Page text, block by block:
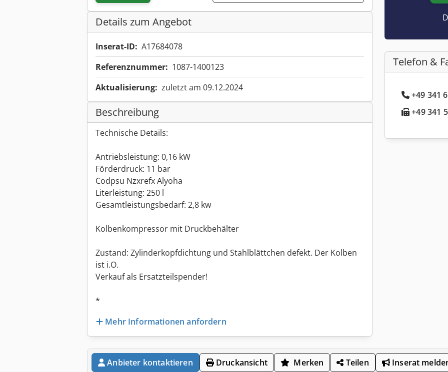
Details zum Angebot
Inserat-ID: A17684078
Referenznummer: 1087-1400123
Aktualisierung: zuletzt am 09.12.2024
Beschreibung
Technische Details:
Antriebsleistung: 0,16 kW
Förderdruck: 11 bar
Codpsu Nzxrefx Alyoha
Literleistung: 250 l
Gesamtleistungsbedarf: 2,8 kw
Kolbenkompressor mit Druckbehälter
Zustand: Zylinderkopfdichtung und Stahlblättchen defekt. Der Kolben
ist i.O.
Verkauf als Ersatzteilspender!
*
Mehr Informationen anfordern
Telefon &
+49 341
+49 341
Anbieter kontaktieren Druckansicht Merken Teilen Inserat